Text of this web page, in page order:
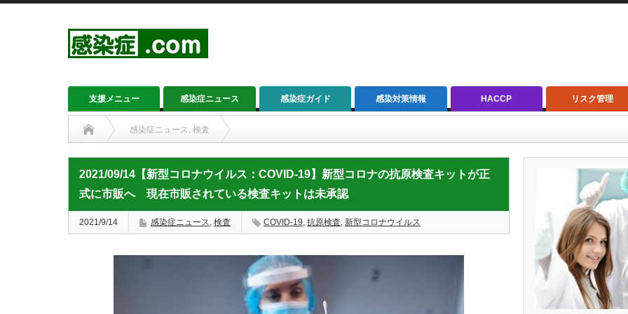
支援メニュー 感染症ニュース 感染症ガイド 感染対策情報 HACCP リスク管理
感染症ニュース, 検査
2021/09/14【新型コロナウイルス：COVID-19】新型コロナの抗原検査キットが正式に市販へ 現在市販されている検査キットは未承認
2021/09/14【新型コロナウイルス：COVID-19】新型コロナの抗原検査キットが正
式に市販へ 現在市販されている検査キットは未承認
2021/9/14 感染症ニュース, 検査 COVID-19, 抗原検査, 新型コロナウイルス